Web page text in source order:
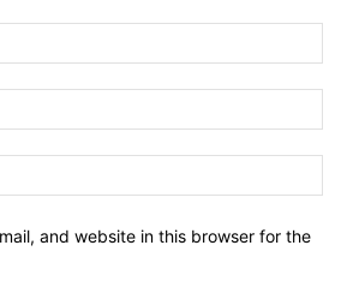
and website in this browser for the